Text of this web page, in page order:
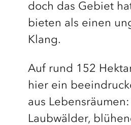
doch das Gebiet
bieten als einen
Klang.
Auf rund 152
hier ein
aus
Laubwälder,